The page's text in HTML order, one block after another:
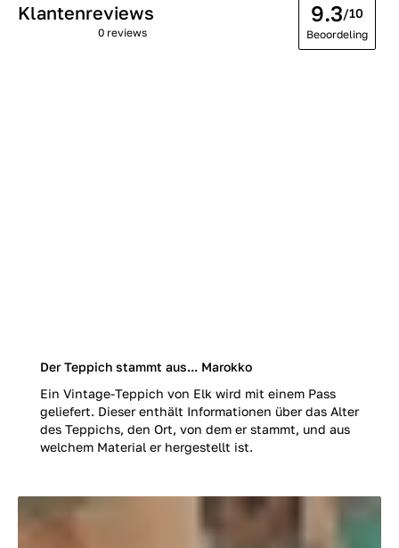
Der Teppich stammt aus... Marokko
Ein Vintage-Teppich von Elk wird mit einem Pass
geliefert. Dieser enthält Informationen über das Alter
des Teppichs, den Ort, von dem er stammt, und aus
welchem Material er hergestellt ist.
Klantenreviews
0 reviews
9.3/10
Beoordeling